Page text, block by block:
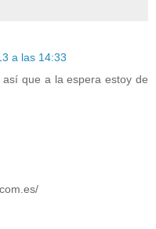
a las 14:33
que a la espera estoy de